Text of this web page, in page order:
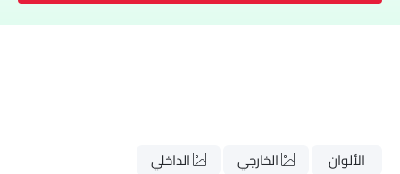
الألوان الخارجي الداخلي